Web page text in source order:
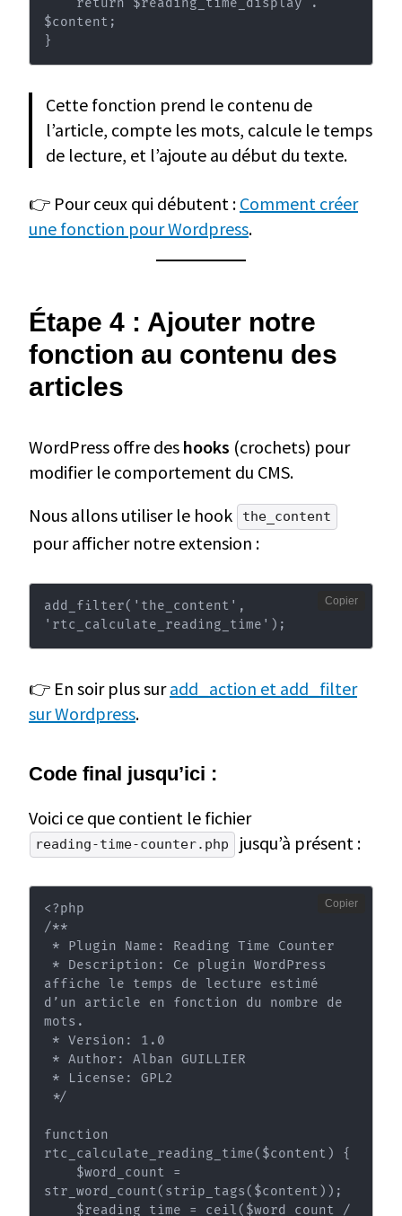
$content;
}
Cette fonction prend le contenu de
l’article, compte les mots, calcule le temps
de lecture, et l’ajoute au début du texte.
👉 Pour ceux qui débutent : Comment créer
une fonction pour Wordpress.
Étape 4 : Ajouter notre
fonction au contenu des
articles
WordPress offre des hooks (crochets) pour
modifier le comportement du CMS.
Nous allons utiliser le hook
the_content
pour afficher notre extension :
add_filter('the_content',
'rtc_calculate_reading_time');
Copier
👉 En soir plus suradd_action et add_filter
sur Wordpress.
Code final jusqu’ici :
Voici ce que contient le fichier
reading-time-counter.php jusqu’à présent :
<?php
/**
affiche le temps de lecture estimé
d’un article en fonction du nombre de
mots.
function
rtc_calculate_reading_time($content) {
str_word_count(strip_tags($content));
Copier